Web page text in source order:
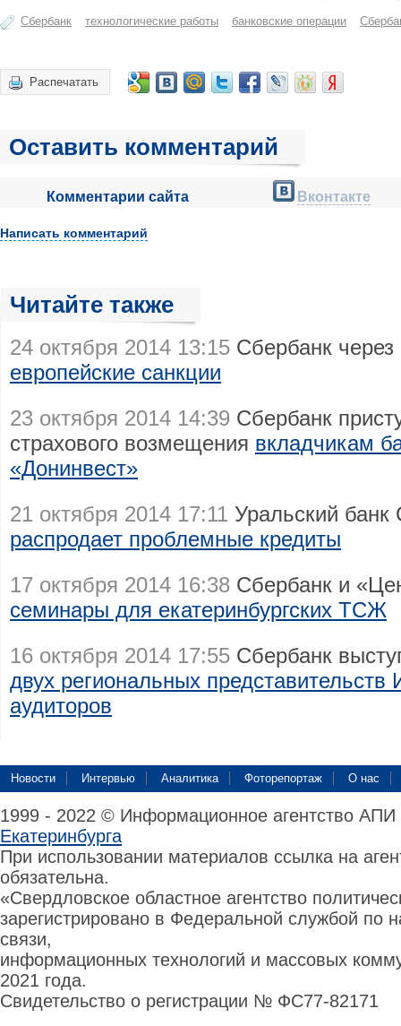
Сбербанк технологические работы банковские операции
Распечатать
Оставить комментарий
Комментарии сайта Вконтакте
Написать комментарий
Читайте также
24 октября 2014 13:15 Сбербанк
европейские санкции
23 октября 2014 14:39 Сбербанк
страхового возмещения вкладчикам
«Донинвест»
21 октября 2014 17:11 Уральский банк
распродает проблемные кредиты
17 октября 2014 16:38 Сбербанк и
семинары для екатеринбургских ТСЖ
16 октября 2014 17:55 Сбербанк
двух региональных представительств
аудиторов
Новости Интервью Аналитика Фоторепортаж О нас
1999 - 2022 © Информационное агентство
Екатеринбурга
При использовании материалов ссылка на
обязательна.
«Свердловское областное агентство
зарегистрировано в Федеральной службой по
связи,
информационных технологий и массовых
2021 года.
Свидетельство о регистрации № ФС77-82171